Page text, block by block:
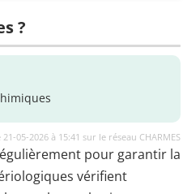
?
05-2026 à 15:41 sur le réseau CHARMES
pour garantir la
vérifient